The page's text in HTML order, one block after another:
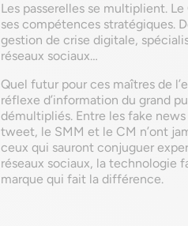
Les passerelles se multiplient.
ses compétences stratégiques.
gestion de crise digitale,
réseaux sociaux…
Quel futur pour ces maîtres de
réflexe d’information du grand
démultipliés. Entre les fake
tweet, le SMM et le CM n’ont
ceux qui sauront conjuguer
réseaux sociaux, la technologie
marque qui fait la différence.